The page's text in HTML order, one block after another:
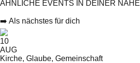
ÄHNLICHE EVENTS IN DEINER NÄHE
➡️ Als nächstes für dich
10
AUG
Kirche, Glaube, Gemeinschaft